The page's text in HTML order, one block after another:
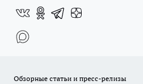
Обзорные статьи и пресс-релизы